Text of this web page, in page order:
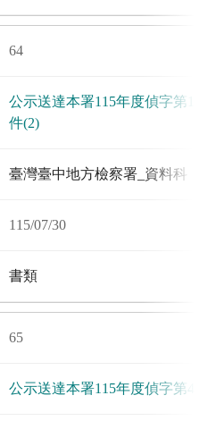
64
公示送達本署115年度偵字第
件(2)
臺灣臺中地方檢察署_資料科
115/07/30
書類
65
公示送達本署115年度偵字第